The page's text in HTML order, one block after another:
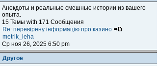
Анекдоты и реальные смешные истории из вашего
опыта.
15 Темы with 171 Сообщения
Re: перевірену інформацію про казино
metrik_leha
Ср ноя 26, 2025 6:50 pm
Другое